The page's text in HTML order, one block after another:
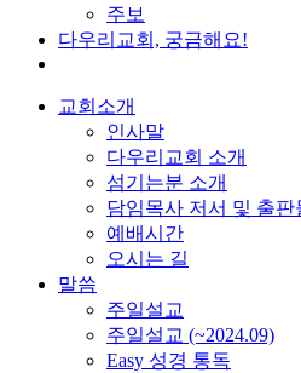
주보
다우리교회, 궁금해요!
교회소개
인사말
다우리교회 소개
섬기는분 소개
담임목사 저서 및 출판
예배시간
오시는 길
말씀
주일설교
주일설교 (~2024.09)
Easy 성경 통독